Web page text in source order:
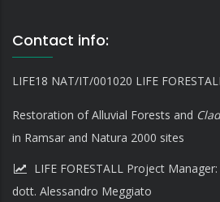
Contact info:
LIFE18 NAT/IT/001020 LIFE
Restoration of Alluvial Forests and
in Ramsar and Natura 2000 sites
LIFE FORESTALL Project Manager:
dott. Alessandro Meggiato